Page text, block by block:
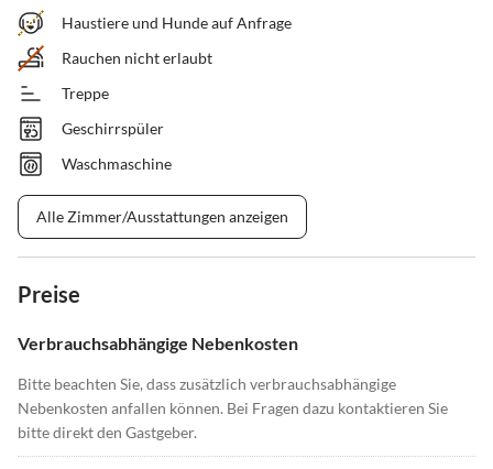
Haustiere und Hunde auf Anfrage
Rauchen nicht erlaubt
Treppe
Geschirrspüler
Waschmaschine
Alle Zimmer/Ausstattungen anzeigen
Preise
Verbrauchsabhängige Nebenkosten
Bitte beachten Sie, dass zusätzlich verbrauchsabhängige
Nebenkosten anfallen können. Bei Fragen dazu kontaktieren Sie
bitte direkt den Gastgeber.